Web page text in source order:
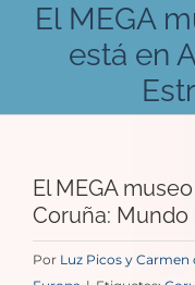
El MEGA
está en
El MEGA
Coruña: Mundo
Por Luz Picos y Carmen